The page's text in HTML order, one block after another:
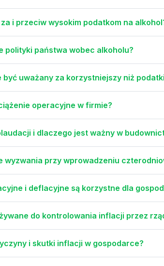
i przeciw wysokim podatkom na
polityki państwa wobec alkoholu?
być uważany za korzystniejszy niż
operacyjne w firmie?
i dlaczego jest ważny w
wyzwania przy wprowadzeniu
i deflacyjne są korzystne dla
do kontrolowania inflacji przez
i skutki inflacji w gospodarce?